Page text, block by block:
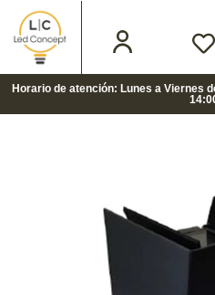
Horario de atención: Lunes a Viernes